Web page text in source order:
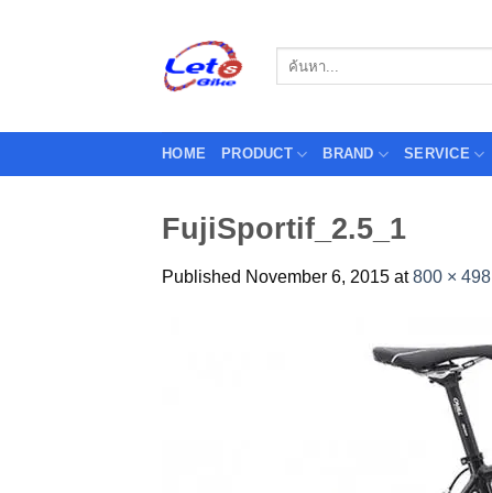
Search
HOME PRODUCT BRAND SERVICE
FujiSportif_2.5_1
Published November 6, 2015 at800 × 498